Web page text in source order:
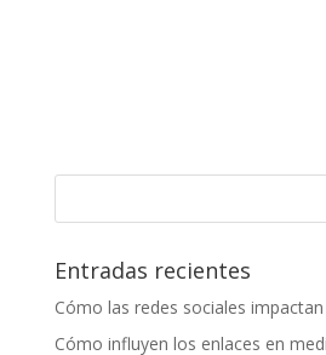
Entradas recientes
Cómo las redes sociales impactan
Cómo influyen los enlaces en